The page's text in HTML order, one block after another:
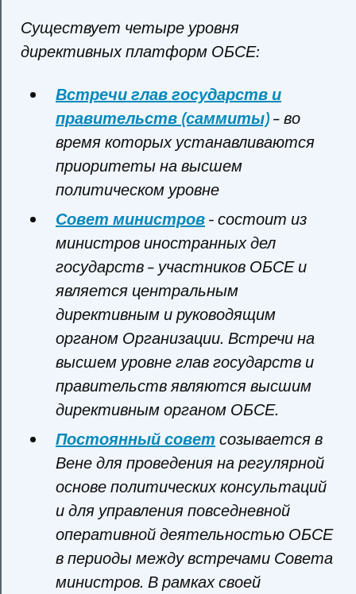
Существует четыре уровня
директивных платформ ОБСЕ:
Встречи глав государств и
правительств (саммиты)– во
время которых устанавливаются
приоритеты на высшем
политическом уровне
Совет министров- состоит из
министров иностранных дел
государств – участников ОБСЕ и
является центральным
директивным и руководящим
органом Организации. Встречи на
высшем уровне глав государств и
правительств являются высшим
директивным органом ОБСЕ.
Постоянный совет созывается в
Вене для проведения на регулярной
основе политических консультаций
и для управления повседневной
оперативной деятельностью ОБСЕ
в периоды между встречами Совета
министров. В рамках своей